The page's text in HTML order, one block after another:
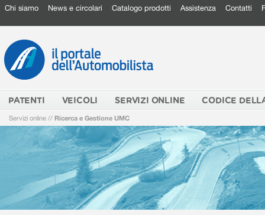
Chi siamo News e circolari Catalogo prodotti Assistenza Contatti
PATENTI VEICOLI SERVIZI ONLINE CODICE
Servizi online // Ricerca e Gestione UMC